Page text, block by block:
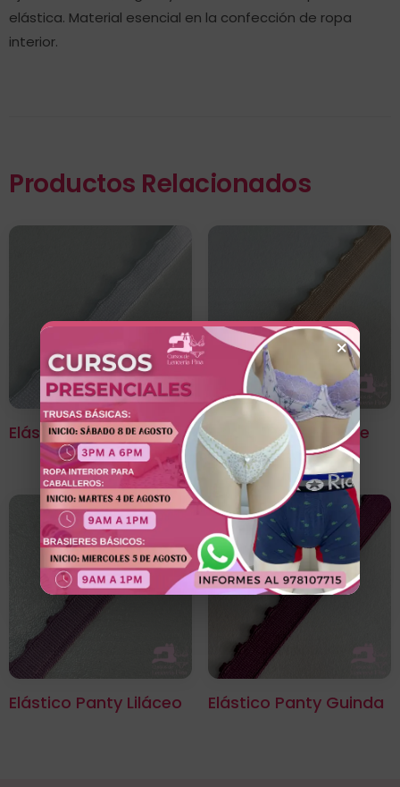
elástica. Material esencial en la confección de ropa
interior.
Productos Relacionados
Elástico Panty Blanco Elástico Panty Beige
Elástico Panty Liláceo Elástico Panty Guinda
×